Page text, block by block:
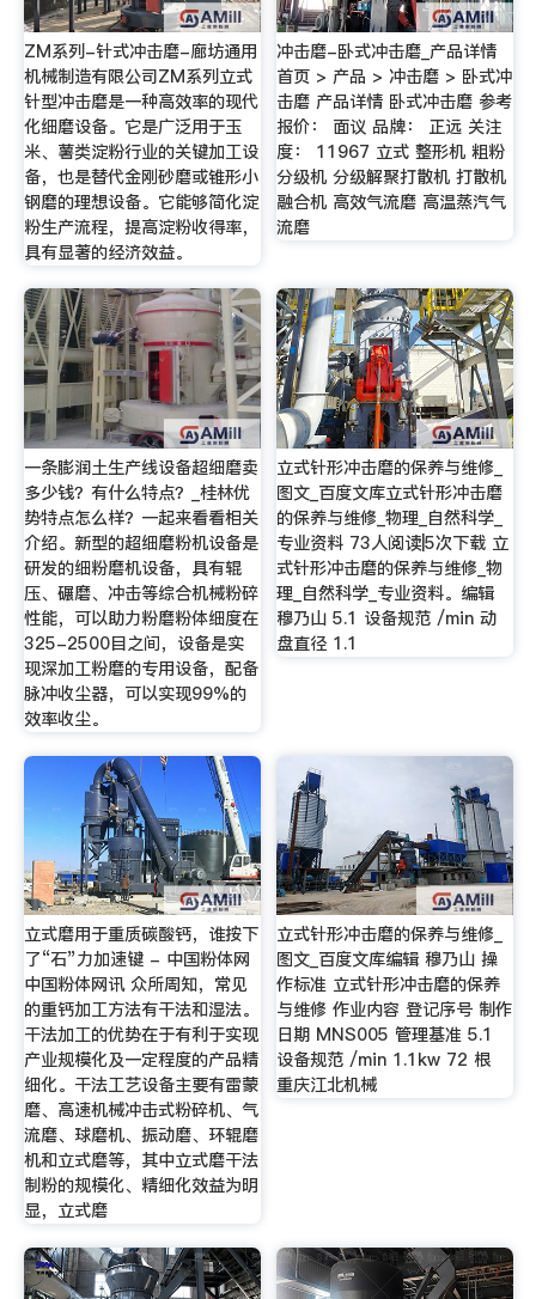
ZM系列-针式冲击磨-廊坊通用
机械制造有限公司ZM系列立式
针型冲击磨是一种高效率的现代
化细磨设备。它是广泛用于玉
米、薯类淀粉行业的关键加工设
备，也是替代金刚砂磨或锥形小
钢磨的理想设备。它能够简化淀
粉生产流程，提高淀粉收得率，
具有显著的经济效益。
冲击磨-卧式冲击磨_产品详情
首页 > 产品 > 冲击磨 > 卧式冲
击磨 产品详情 卧式冲击磨 参考
报价： 面议 品牌： 正远 关注
度： 11967 立式 整形机 粗粉
分级机 分级解聚打散机 打散机
融合机 高效气流磨 高温蒸汽气
流磨
一条膨润土生产线设备超细磨卖
多少钱？有什么特点？_桂林优
势特点怎么样？一起来看看相关
介绍。新型的超细磨粉机设备是
研发的细粉磨机设备，具有辊
压、碾磨、冲击等综合机械粉碎
性能，可以助力粉磨粉体细度在
325-2500目之间，设备是实
现深加工粉磨的专用设备，配备
脉冲收尘器，可以实现99%的
效率收尘。
立式针形冲击磨的保养与维修_
图文_百度文库立式针形冲击磨
的保养与维修_物理_自然科学_
专业资料 73人阅读|5次下载 立
式针形冲击磨的保养与维修_物
理_自然科学_专业资料。编辑
穆乃山 5.1 设备规范 /min 动
盘直径 1.1
立式磨用于重质碳酸钙，谁按下
了“石”力加速键 - 中国粉体网
中国粉体网讯 众所周知，常见
的重钙加工方法有干法和湿法。
干法加工的优势在于有利于实现
产业规模化及一定程度的产品精
细化。干法工艺设备主要有雷蒙
磨、高速机械冲击式粉碎机、气
流磨、球磨机、振动磨、环辊磨
机和立式磨等，其中立式磨干法
制粉的规模化、精细化效益为明
显，立式磨
立式针形冲击磨的保养与维修_
图文_百度文库编辑 穆乃山 操
作标准 立式针形冲击磨的保养
与维修 作业内容 登记序号 制作
日期 MNS005 管理基准 5.1
设备规范 /min 1.1kw 72 根
重庆江北机械